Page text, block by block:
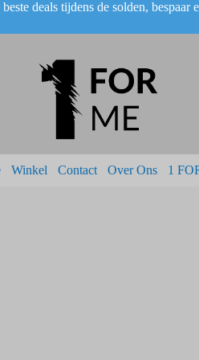
deals tijdens de solden, bespaar
Winkel Contact Over Ons 1